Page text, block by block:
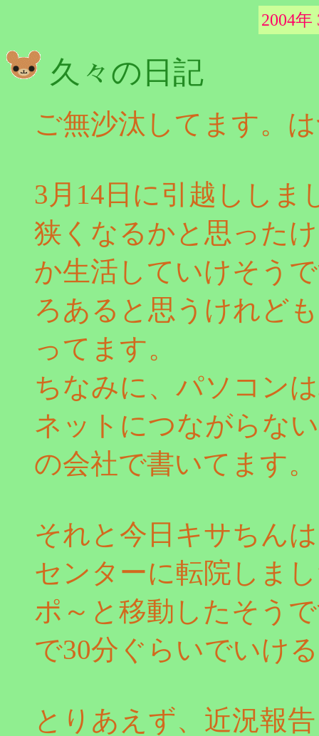
2004年
久々の日記
ご無沙汰してます。
3月14日に引越ししま
狭くなるかと思った
か生活していけそう
ろあると思うけれど
ってます。
ちなみに、パソコン
ネットにつながらな
の会社で書いてます
それと今日キサちん
センターに転院しま
ポ～と移動したそう
で30分ぐらいでいけ
とりあえず、近況報